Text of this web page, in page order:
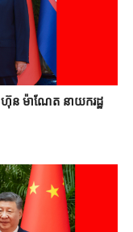
ន ម៉ាណែត នាយករដ្ឋ